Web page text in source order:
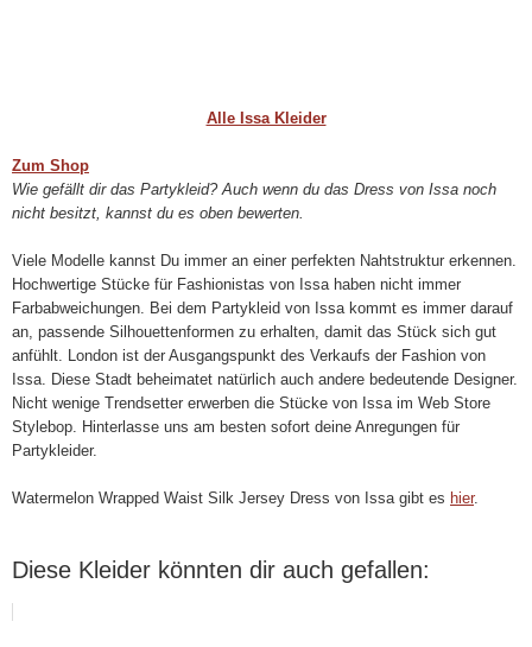
Alle Issa Kleider
Zum Shop
Wie gefällt dir das Partykleid? Auch wenn du das Dress von Issa noch
nicht besitzt, kannst du es oben bewerten.
Viele Modelle kannst Du immer an einer perfekten Nahtstruktur erkennen.
Hochwertige Stücke für Fashionistas von Issa haben nicht immer
Farbabweichungen. Bei dem Partykleid von Issa kommt es immer darauf
an, passende Silhouettenformen zu erhalten, damit das Stück sich gut
anfühlt. London ist der Ausgangspunkt des Verkaufs der Fashion von
Issa. Diese Stadt beheimatet natürlich auch andere bedeutende Designer.
Nicht wenige Trendsetter erwerben die Stücke von Issa im Web Store
Stylebop. Hinterlasse uns am besten sofort deine Anregungen für
Partykleider.
Watermelon Wrapped Waist Silk Jersey Dress von Issa gibt es hier.
Diese Kleider könnten dir auch gefallen: